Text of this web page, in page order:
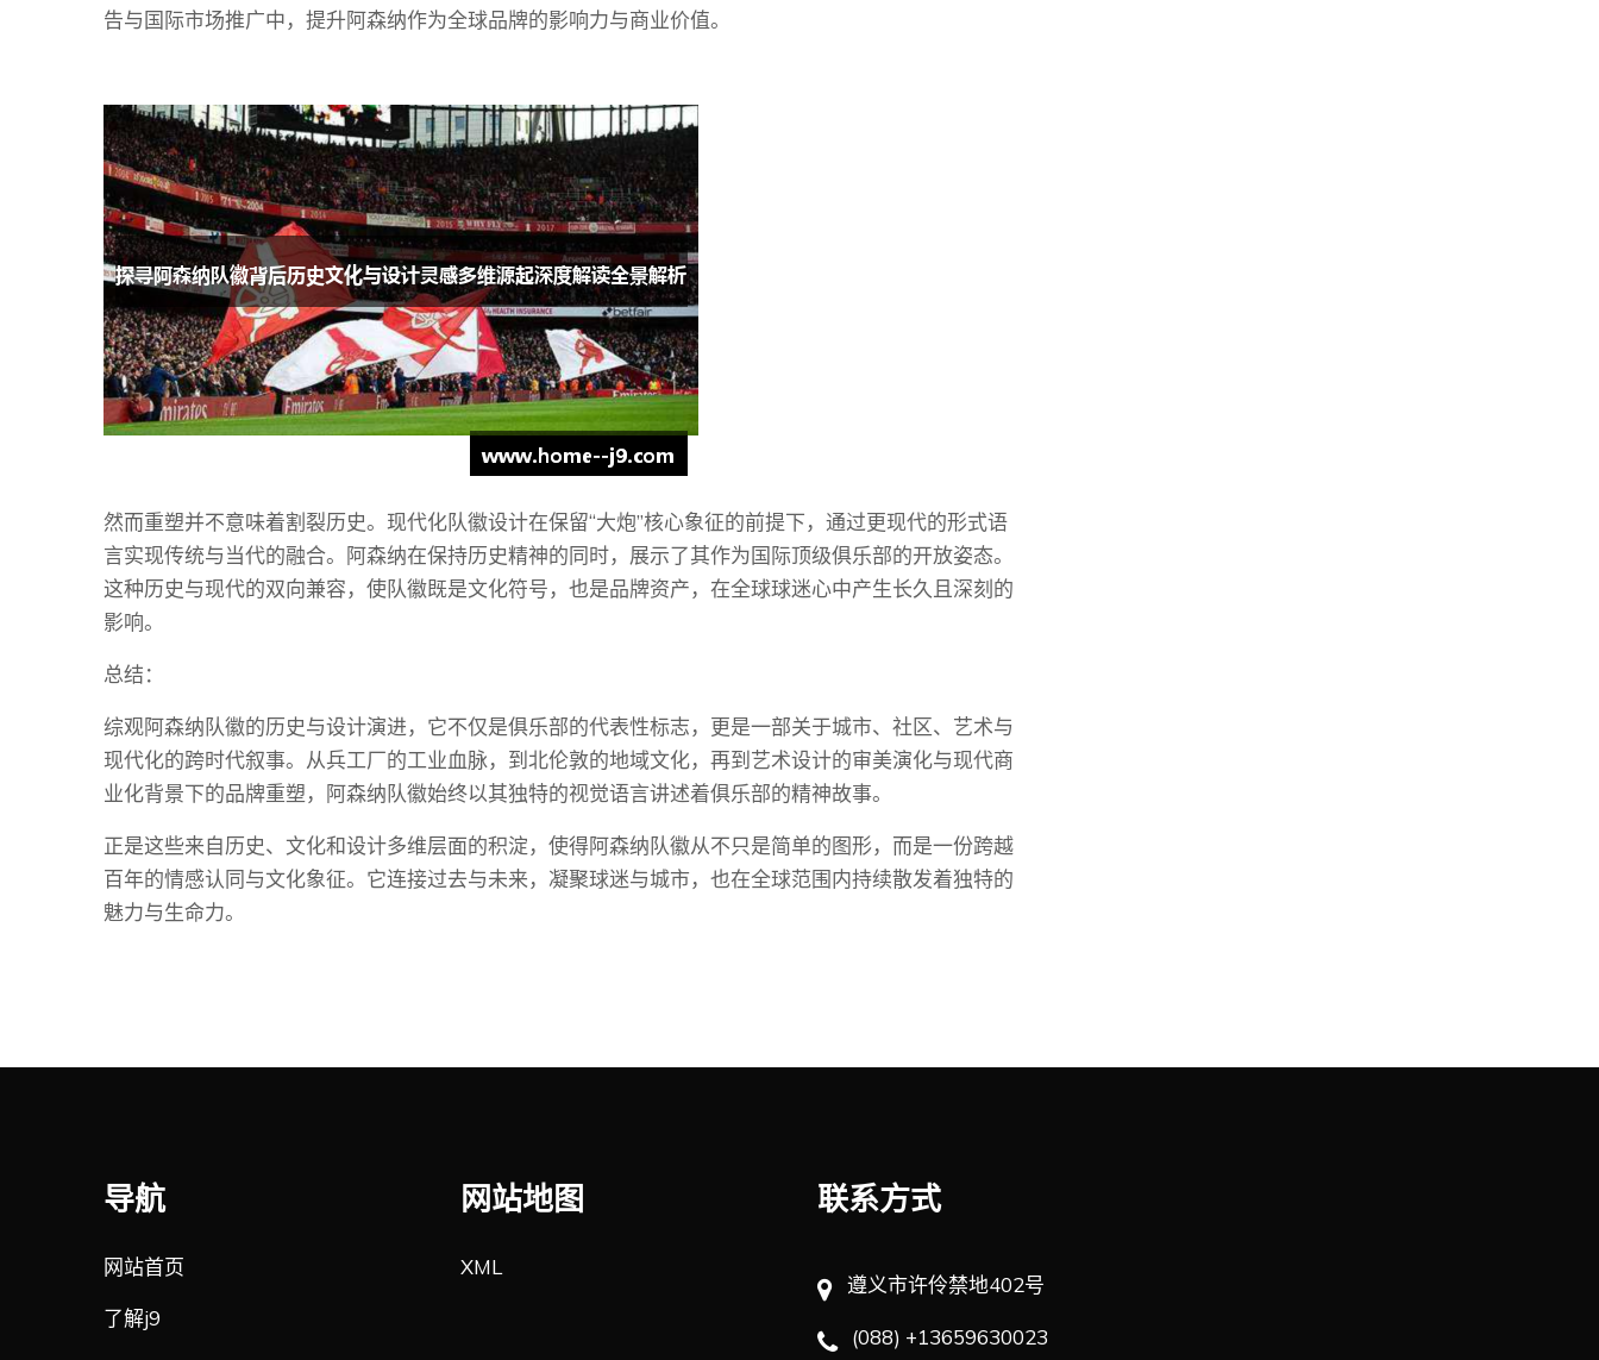
告与国际市场推广中，提升阿森纳作为全球品牌的影响力与商业价值。
然而重塑并不意味着割裂历史。现代化队徽设计在保留“大炮”核心象征的前提下，通过更现代的形式语
言实现传统与当代的融合。阿森纳在保持历史精神的同时，展示了其作为国际顶级俱乐部的开放姿态。
这种历史与现代的双向兼容，使队徽既是文化符号，也是品牌资产，在全球球迷心中产生长久且深刻的
影响。
总结：
综观阿森纳队徽的历史与设计演进，它不仅是俱乐部的代表性标志，更是一部关于城市、社区、艺术与
现代化的跨时代叙事。从兵工厂的工业血脉，到北伦敦的地域文化，再到艺术设计的审美演化与现代商
业化背景下的品牌重塑，阿森纳队徽始终以其独特的视觉语言讲述着俱乐部的精神故事。
正是这些来自历史、文化和设计多维层面的积淀，使得阿森纳队徽从不只是简单的图形，而是一份跨越
百年的情感认同与文化象征。它连接过去与未来，凝聚球迷与城市，也在全球范围内持续散发着独特的
魅力与生命力。
导航
网站首页
了解j9
网站地图
XML
联系方式
遵义市许伶禁地402号
(088) +13659630023